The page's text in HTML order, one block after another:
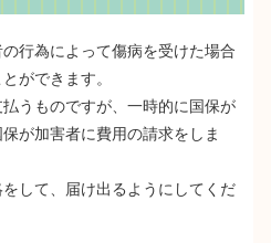
行為によって傷病を受けた場合
ができます。
うものですが、一時的に国保が
が加害者に費用の請求をしま
して、届け出るようにしてくだ